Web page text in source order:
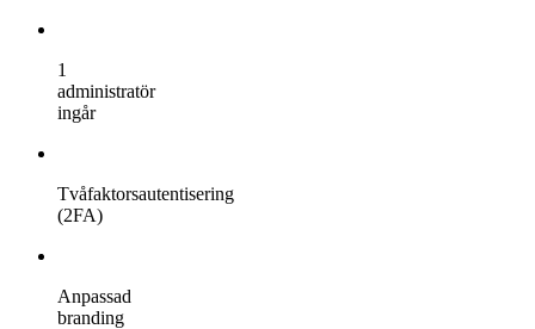
1
administratör
ingår
Tvåfaktorsautentisering
(2FA)
Anpassad
branding